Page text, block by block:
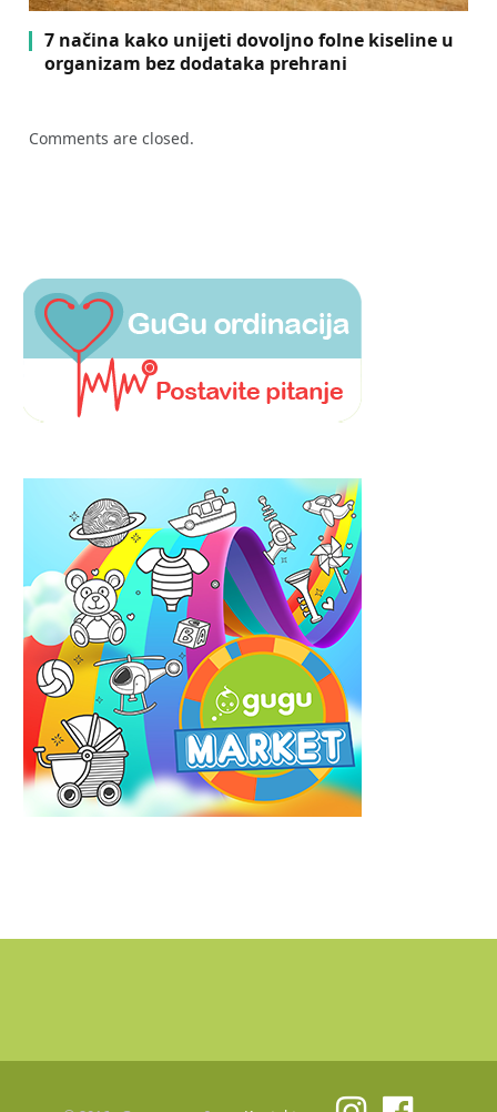
7 načina kako unijeti dovoljno folne kiseline u
organizam bez dodataka prehrani
Comments are closed.